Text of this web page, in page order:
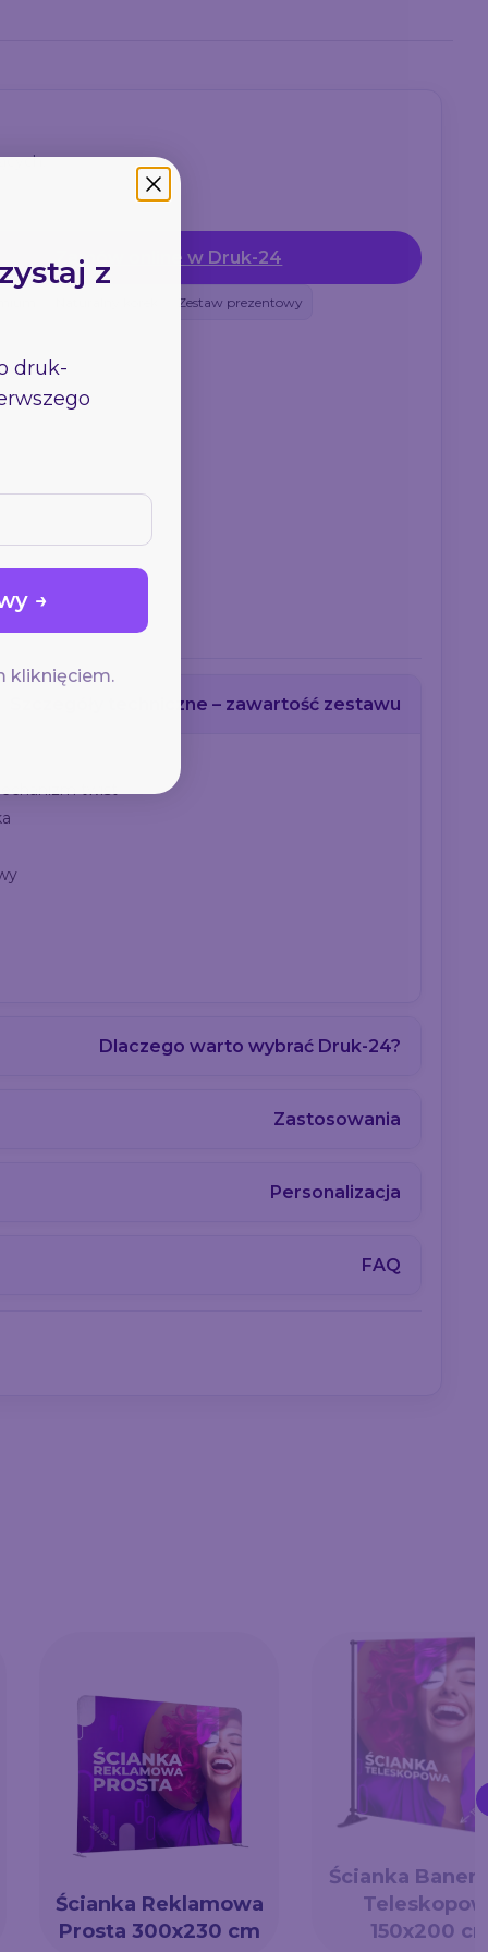
Zamów online w Druk-24
Zestaw prezentowy
Szczegóły techniczne – zawartość zestawu
twist
Dlaczego warto wybrać Druk-24?
Zastosowania
Personalizacja
FAQ
Ścianka Reklamowa
Prosta 300x230 cm
Ścianka
150x200
z
druk-
→
kliknięciem.